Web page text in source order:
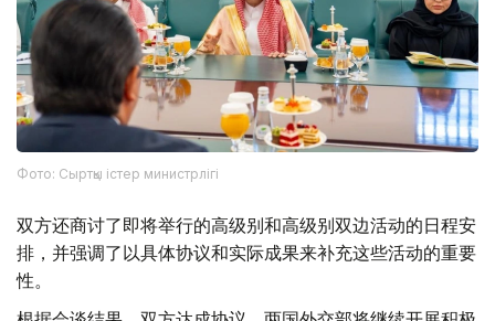
Фото: Сыртқы істер министрлігі
双方还商讨了即将举行的高级别和高级别双边活动的日程安
排，并强调了以具体协议和实际成果来补充这些活动的重要
性。